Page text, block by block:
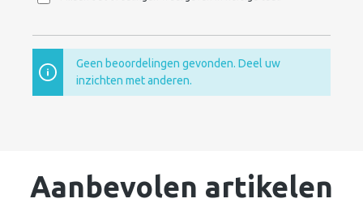
Geen beoordelingen gevonden. Deel uw
inzichten met anderen.
Aanbevolen artikelen